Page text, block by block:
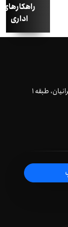
راهکارهای
اداری
تهران، میدان ولیعصر، ساختمان تجارت ایرانیان، طبقه ۱